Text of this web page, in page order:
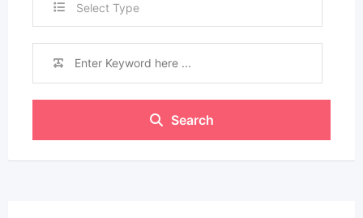
Select Type
Search